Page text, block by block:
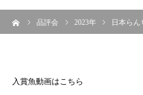
品評会 2023年 日本らんちう
入賞魚動画はこちら